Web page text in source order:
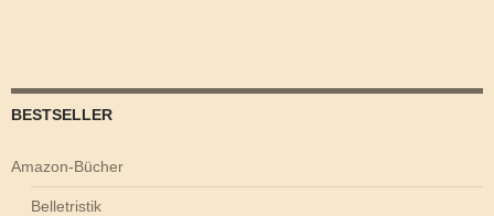
BESTSELLER
Amazon-Bücher
Belletristik